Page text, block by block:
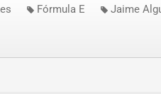
Fórmula E Jaime